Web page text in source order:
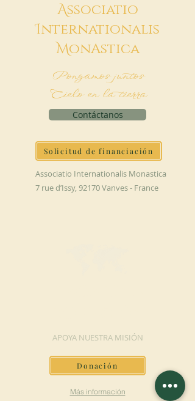
Associatio
Internationalis
MonAstica
Pongamos juntos
Cielo en la tierra
Contáctanos
Solicitud de financiación
Associatio Internationalis Monastica
7 rue d’Issy, 92170 Vanves - France
APOYA NUESTRA MISIÓN
Donación
Más información